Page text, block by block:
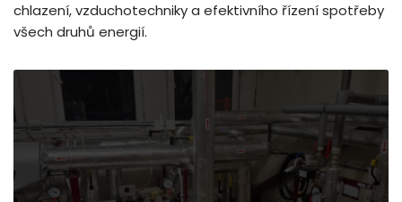
chlazení, vzduchotechniky a efektivního řízení spotřeby
všech druhů energií.